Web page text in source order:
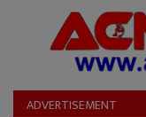
ADVERTISEMENT